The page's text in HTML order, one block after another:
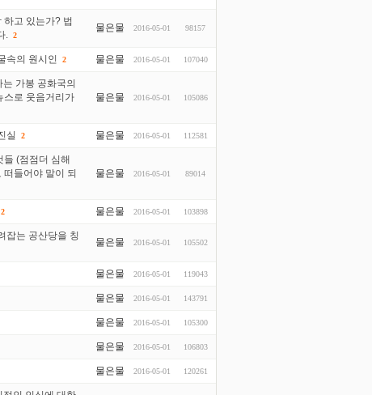
하고 있는가? 법
.
2
물은물 2016-05-01 98157
속의 원시인 2 물은물 2016-05-01 107040
가봉 공화국의
스로 웃음거리가
물은물 2016-05-01 105086
실 2 물은물 2016-05-01 112581
들 (점점더 심해
들어야 말이 되
물은물 2016-05-01 89014
2 물은물 2016-05-01 103898
잡는 공산당을 칭
물은물 2016-05-01 105502
물은물 2016-05-01 119043
물은물 2016-05-01 143791
물은물 2016-05-01 105300
물은물 2016-05-01 106803
물은물 2016-05-01 120261